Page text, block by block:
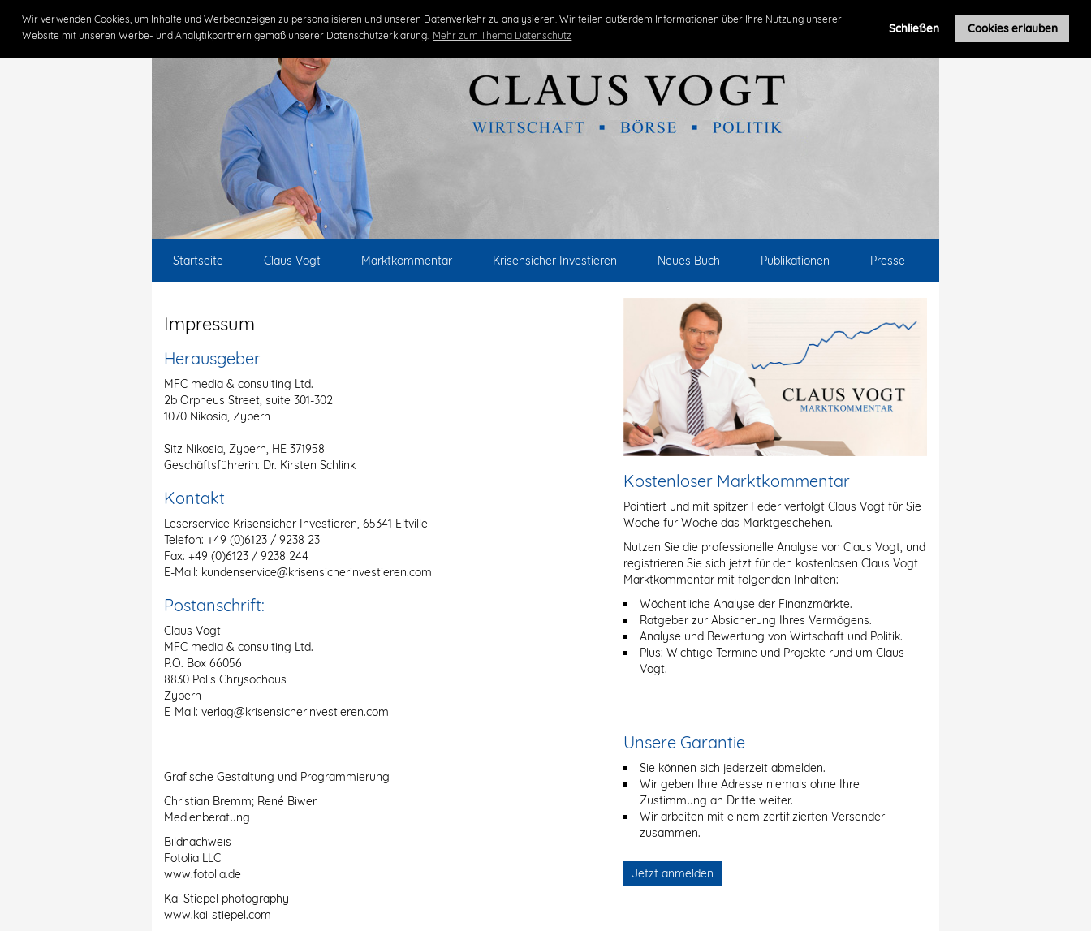
Wir verwenden Cookies, um Inhalte und Werbeanzeigen zu personalisieren und unseren Datenverkehr zu analysieren. Wir teilen außerdem Informationen über Ihre Nutzung unserer
Website mit unseren Werbe- und Analytikpartnern gemäß unserer Datenschutzerklärung. Mehr zum Thema Datenschutz
Schließen Cookies erlauben
Startseite Claus Vogt Marktkommentar Krisensicher Investieren Neues Buch Publikationen Presse
Impressum
Herausgeber
MFC media & consulting Ltd.
2b Orpheus Street, suite 301-302
1070 Nikosia, Zypern
Sitz Nikosia, Zypern, HE 371958
Geschäftsführerin: Dr. Kirsten Schlink
Kontakt
Leserservice Krisensicher Investieren, 65341 Eltville
Telefon: +49 (0)6123 / 9238 23
Fax: +49 (0)6123 / 9238 244
E-Mail: kundenservice@krisensicherinvestieren.com
Postanschrift:
Claus Vogt
MFC media & consulting Ltd.
P.O. Box 66056
8830 Polis Chrysochous
Zypern
E-Mail: verlag@krisensicherinvestieren.com
Grafische Gestaltung und Programmierung
Christian Bremm; René Biwer
Medienberatung
Bildnachweis
Fotolia LLC
www.fotolia.de
Kai Stiepel photography
www.kai-stiepel.com
Kostenloser Marktkommentar
Pointiert und mit spitzer Feder verfolgt Claus Vogt für Sie
Woche für Woche das Marktgeschehen.
Nutzen Sie die professionelle Analyse von Claus Vogt, und
registrieren Sie sich jetzt für den kostenlosen Claus Vogt
Marktkommentar mit folgenden Inhalten:
Wöchentliche Analyse der Finanzmärkte.
Ratgeber zur Absicherung Ihres Vermögens.
Analyse und Bewertung von Wirtschaft und Politik.
Plus: Wichtige Termine und Projekte rund um Claus
Vogt.
Unsere Garantie
Sie können sich jederzeit abmelden.
Wir geben Ihre Adresse niemals ohne Ihre
Zustimmung an Dritte weiter.
Wir arbeiten mit einem zertifizierten Versender
zusammen.
Jetzt anmelden